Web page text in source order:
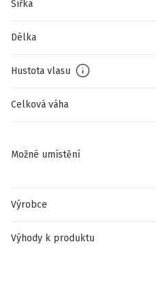
Šířka
Délka
Hustota vlasu
Celková váha
Možné umístění
Výrobce
Výhody k produktu